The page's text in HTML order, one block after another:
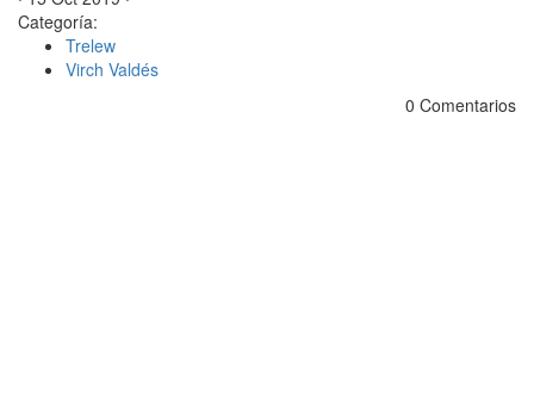
Categoría:
Trelew
Virch Valdés
0 Comentarios